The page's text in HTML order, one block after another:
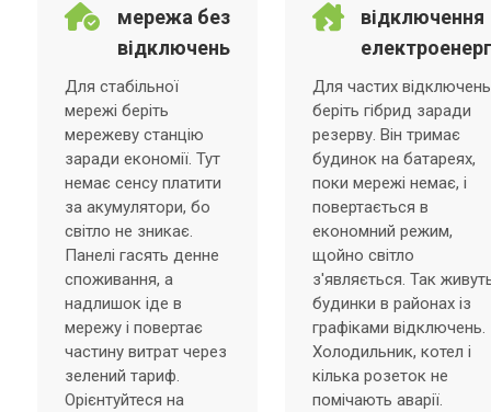
мережа без
відключень
Для стабільної
мережі беріть
мережеву станцію
заради економії. Тут
немає сенсу платити
за акумулятори, бо
світло не зникає.
Панелі гасять денне
споживання, а
надлишок іде в
мережу і повертає
частину витрат через
зелений тариф.
Орієнтуйтеся на
відключення
Для частих відключень
беріть гібрид заради
резерву. Він тримає
будинок на батареях,
поки мережі немає, і
повертається в
економний режим,
щойно світло
з'являється. Так
будинки в районах із
графіками відключень.
Холодильник, котел і
кілька розеток не
помічають аварії.